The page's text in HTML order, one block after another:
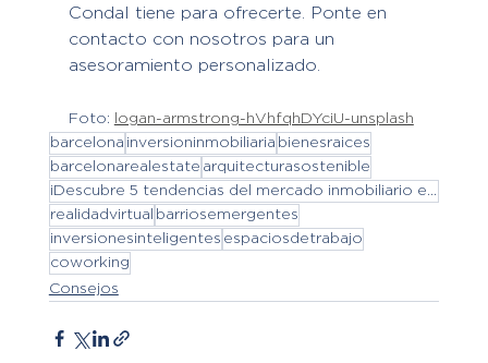
Condal tiene para ofrecerte. Ponte en
contacto con nosotros para un
asesoramiento personalizado.
Foto:
logan-armstrong-hVhfqhDYciU-unsplash
barcelona inversioninmobiliaria bienesraices
barcelonarealestate arquitecturasostenible
¡Descubre 5 tendencias del mercado inmobiliario en Barcelona!
realidadvirtual barriosemergentes
inversionesinteligentes espaciosdetrabajo
coworking
Consejos